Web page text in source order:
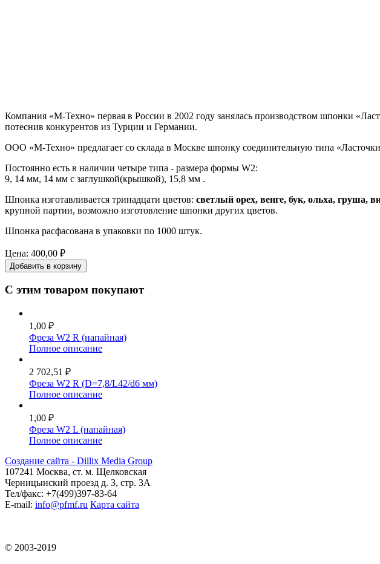
Компания «М-Техно» первая в России в 2002 году занялась производством шпонки
потеснив конкурентов из Турции и Германии.
ООО «М-Техно» предлагает со склада в Москве шпонку соединительную типа
Постоянно есть в наличии четыре типа - размера формы W2:
9, 14 мм, 14 мм с заглушкой(крышкой), 15,8 мм .
Шпонка изготавливается тринадцати цветов: светлый орех, венге, бук, ольха, груша,
крупной партии, возможно изготовление шпонки других цветов.
Шпонка расфасована в упаковки по 1000 штук.
Цена: 400,00 ₽
С этим товаром покупают
1,00 ₽
Фреза W2 R (напайная)
Полное описание
2 702,51 ₽
Фреза W2 R (D=7,8/L42/d6 мм)
Полное описание
1,00 ₽
Фреза W2 L (напайная)
Полное описание
Создание сайта - Dillix Media Group
107241 Москва, ст. м. Щелковская
Черницынский проезд д. 3, стр. 3А
Тел/факс: +7(499)397-83-64
E-mail: info@pfmf.ru Карта сайта
© 2003-2019